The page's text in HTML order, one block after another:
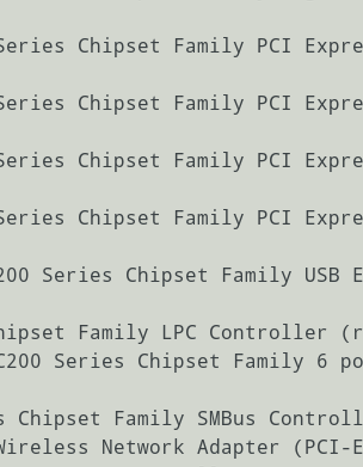
Chipset Family PCI
Chipset Family PCI
Chipset Family PCI
Chipset Family PCI
Chipset Family USB
Family LPC Controller
Series Chipset Family 6
Family SMBus
Network Adapter